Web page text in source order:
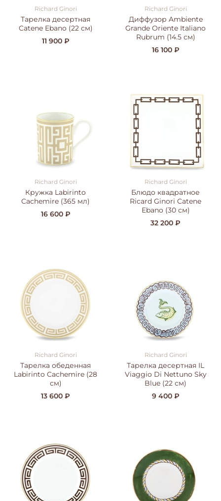
Richard Ginori
Тарелка десертная
Catene Ebano (22 см)
11 900 ₽
Richard Ginori
Диффузор Ambiente
Grande Oriente Italiano
Rubrum (14.5 см)
16 100 ₽
Richard Ginori
Кружка Labirinto
Cachemire (365 мл)
16 600 ₽
Richard Ginori
Блюдо квадратное
Ricard Ginori Catene
Ebano (30 см)
32 200 ₽
Richard Ginori
Тарелка обеденная
Labirinto Cachemire (28
см)
13 600 ₽
Richard Ginori
Тарелка десертная IL
Viaggio Di Nettuno Sky
Blue (22 см)
9 400 ₽